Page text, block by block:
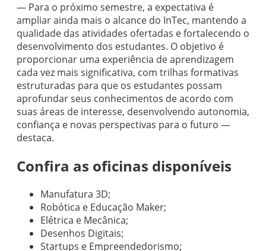
— Para o próximo semestre, a expectativa é
ampliar ainda mais o alcance do InTec, mantendo a
qualidade das atividades ofertadas e fortalecendo o
desenvolvimento dos estudantes. O objetivo é
proporcionar uma experiência de aprendizagem
cada vez mais significativa, com trilhas formativas
estruturadas para que os estudantes possam
aprofundar seus conhecimentos de acordo com
suas áreas de interesse, desenvolvendo autonomia,
confiança e novas perspectivas para o futuro —
destaca.
Confira as oficinas disponíveis
Manufatura 3D;
Robótica e Educação Maker;
Elétrica e Mecânica;
Desenhos Digitais;
Startups e Empreendedorismo;